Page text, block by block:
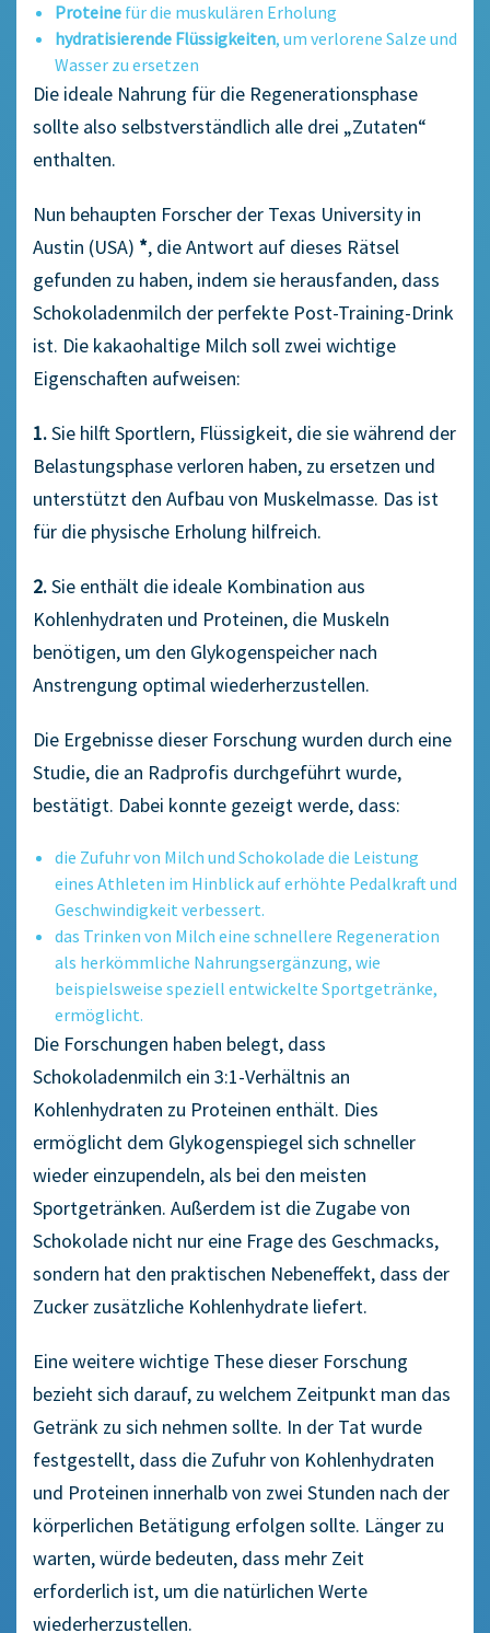
Proteine für die muskulären Erholung
hydratisierende Flüssigkeiten, um verlorene Salze und
Wasser zu ersetzen
Die ideale Nahrung für die Regenerationsphase
sollte also selbstverständlich alle drei „Zutaten“
enthalten.
Nun behaupten Forscher der Texas University in
Austin (USA) *, die Antwort auf dieses Rätsel
gefunden zu haben, indem sie herausfanden, dass
Schokoladenmilch der perfekte Post-Training-Drink
ist. Die kakaohaltige Milch soll zwei wichtige
Eigenschaften aufweisen:
1.Sie hilft Sportlern, Flüssigkeit, die sie während der
Belastungsphase verloren haben, zu ersetzen und
unterstützt den Aufbau von Muskelmasse. Das ist
für die physische Erholung hilfreich.
2.Sie enthält die ideale Kombination aus
Kohlenhydraten und Proteinen, die Muskeln
benötigen, um den Glykogenspeicher nach
Anstrengung optimal wiederherzustellen.
Die Ergebnisse dieser Forschung wurden durch eine
Studie, die an Radprofis durchgeführt wurde,
bestätigt. Dabei konnte gezeigt werde, dass:
die Zufuhr von Milch und Schokolade die Leistung
eines Athleten im Hinblick auf erhöhte Pedalkraft und
Geschwindigkeit verbessert.
das Trinken von Milch eine schnellere Regeneration
als herkömmliche Nahrungsergänzung, wie
beispielsweise speziell entwickelte Sportgetränke,
ermöglicht.
Die Forschungen haben belegt, dass
Schokoladenmilch ein 3:1-Verhältnis an
Kohlenhydraten zu Proteinen enthält. Dies
ermöglicht dem Glykogenspiegel sich schneller
wieder einzupendeln, als bei den meisten
Sportgetränken. Außerdem ist die Zugabe von
Schokolade nicht nur eine Frage des Geschmacks,
sondern hat den praktischen Nebeneffekt, dass der
Zucker zusätzliche Kohlenhydrate liefert.
Eine weitere wichtige These dieser Forschung
bezieht sich darauf, zu welchem Zeitpunkt man das
Getränk zu sich nehmen sollte. In der Tat wurde
festgestellt, dass die Zufuhr von Kohlenhydraten
und Proteinen innerhalb von zwei Stunden nach der
körperlichen Betätigung erfolgen sollte. Länger zu
warten, würde bedeuten, dass mehr Zeit
erforderlich ist, um die natürlichen Werte
wiederherzustellen.